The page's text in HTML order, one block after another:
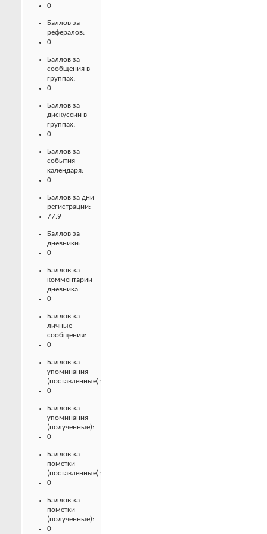
0
Баллов за
рефералов:
0
Баллов за
сообщения в
группах:
0
Баллов за
дискуссии в
группах:
0
Баллов за
события
календаря:
0
Баллов за дни
регистрации:
77.9
Баллов за
дневники:
0
Баллов за
комментарии
дневника:
0
Баллов за
личные
сообщения:
0
Баллов за
упоминания
(поставленные):
0
Баллов за
упоминания
(полученные):
0
Баллов за
пометки
(поставленные):
0
Баллов за
пометки
(полученные):
0